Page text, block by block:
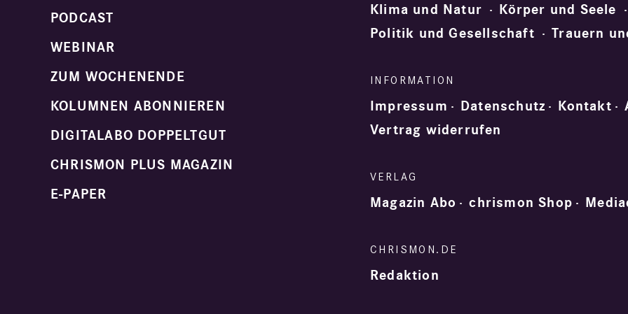
PODCAST
WEBINAR
ZUM WOCHENENDE
KOLUMNEN ABONNIEREN
DIGITALABO DOPPELTGUT
CHRISMON PLUS MAGAZIN
E-PAPER
Klima und Natur
Körper und Seele
Politik und Gesellschaft
Trauern
Impressum Datenschutz Kontakt
Vertrag widerrufen
Magazin Abo chrismon Shop
Redaktion